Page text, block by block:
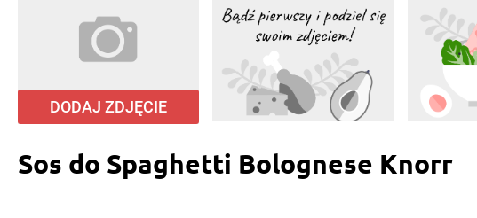
DODAJ ZDJĘCIE
Sos do Spaghetti Bolognese Knorr